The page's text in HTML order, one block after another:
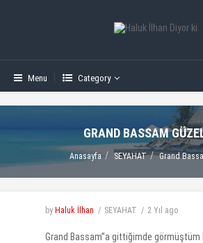
Menu Category
GRAND BASSAM
Anasayfa SEYAHAT Grand
by Haluk İlhan SEYAHAT 2 Yıl ago
Grand Bassam”a gittiğimde görmüştüm